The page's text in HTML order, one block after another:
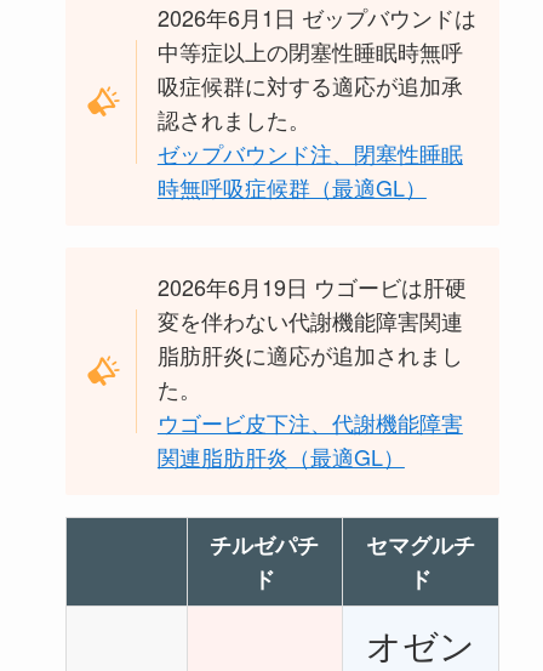
2026年6月1日 ゼップバウンドは
中等症以上の閉塞性睡眠時無呼
吸症候群に対する適応が追加承
認されました。
ゼップバウンド注、閉塞性睡眠
時無呼吸症候群（最適GL）
2026年6月19日 ウゴービは肝硬
変を伴わない代謝機能障害関連
脂肪肝炎に適応が追加されまし
た。
ウゴービ皮下注、代謝機能障害
関連脂肪肝炎（最適GL）
チルゼパチ
ド
セマグルチ
ド
オゼン